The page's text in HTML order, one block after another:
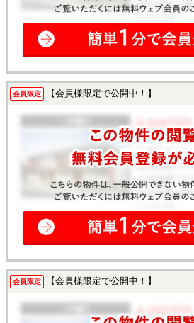
会員限定 【会員様限定で公開中！】
会員限定 【会員様限定で公開中！】